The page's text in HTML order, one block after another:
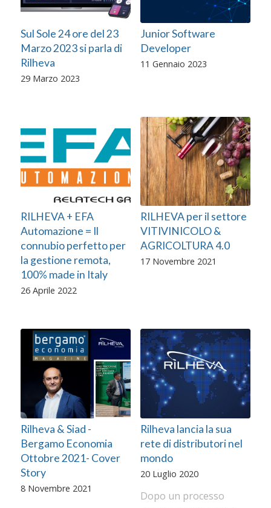
Sul Sole 24 ore del 23
Marzo 2023 si parla di
Rilheva
29 Marzo 2023
Junior Software
Developer
11 Gennaio 2023
RILHEVA + EFA
Automazione = Il
connubio perfetto per
la gestione remota,
100% made in Italy
26 Aprile 2022
RILHEVA per il settore
VITIVINICOLO &
AGRICOLTURA 4.0
17 Novembre 2021
Rilheva & Siad -
Bergamo Economia
Ottobre 2021- Cover
Story
8 Novembre 2021
Rilheva lancia la sua
rete di distributori nel
mondo
20 Luglio 2020
Dopo un processo